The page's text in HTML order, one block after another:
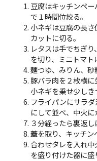
豆腐はキッチンペ
で１時間位絞る。
小ネギは豆腐の長
カットに切る。
レタスは手でちぎ
を切り、ミニトマト
麺つゆ、みりん、砂
豚バラ肉を２枚横
小ネギを乗せ少しき
フライパンにサラ
にして並べ、中火に
３分経ったら裏返し
蓋を取り、キッチン
合わせタレを入れ
を盛り付けた器に盛